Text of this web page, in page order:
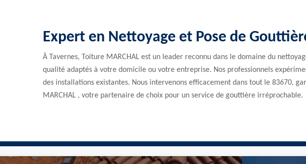
Expert en Nettoyage et Pose de
À Tavernes, Toiture MARCHAL est un leader reconnu dans le domaine du
qualité adaptés à votre domicile ou votre entreprise. Nos professionnels
des installations existantes. Nous intervenons efficacement dans tout le 83670,
MARCHAL , votre partenaire de choix pour un service de gouttière irréprochable.